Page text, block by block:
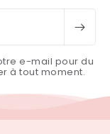
e-mail pour du
à tout moment.